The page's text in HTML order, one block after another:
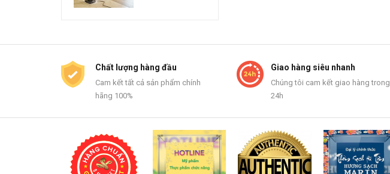
Chất lượng hàng đầu
Cam kết tất cả sản phẩm chính
hãng 100%
Giao hàng siêu nhanh
Chúng tôi cam kết giao hàng trong
24h